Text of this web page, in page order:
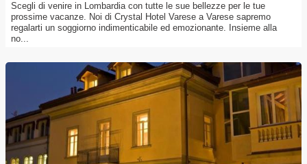
Scegli di venire in Lombardia con tutte le sue bellezze per le tue
prossime vacanze. Noi di Crystal Hotel Varese a Varese sapremo
regalarti un soggiorno indimenticabile ed emozionante. Insieme alla
no...